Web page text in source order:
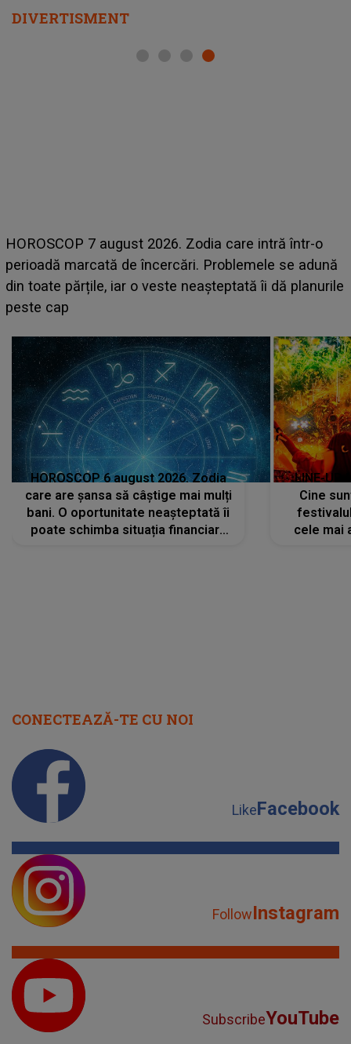
DIVERTISMENT
7 august 2026. Zodia care intră într-o
marcată de încercări. Problemele se adună
părțile, iar o veste neașteptată îi dă planurile
cap
face
HOROSCOP 6 august 2026. Zodia
care are șansa să câștige mai mulți
bani. O oportunitate neașteptată îi
poate schimba situația financiară
LINE-UP
Cine
cele mai
CONECTEAZĂ-TE CU NOI
LikeFacebook
FollowInstagram
SubscribeYouTube